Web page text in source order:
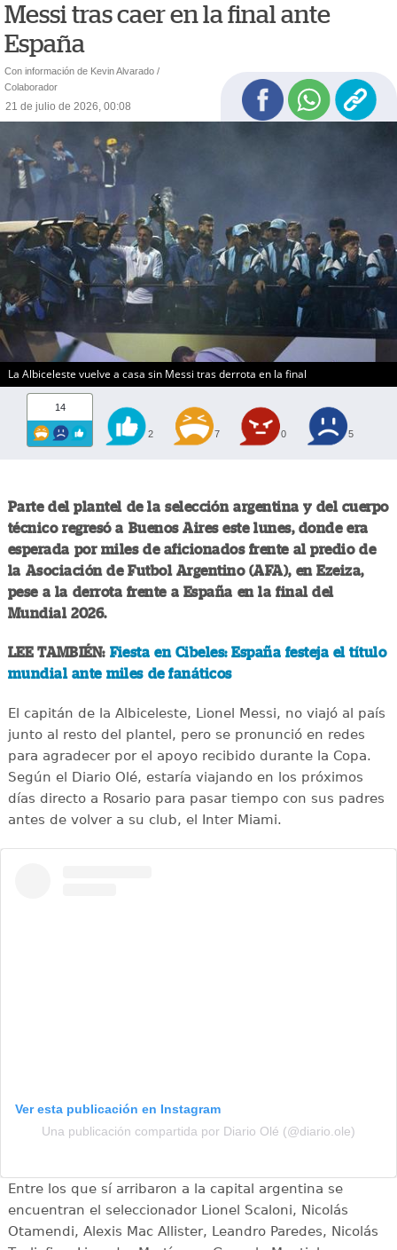
Messi tras caer en la final ante
España
Con información de Kevin Alvarado /
Colaborador
21 de julio de 2026, 00:08
La Albiceleste vuelve a casa sin Messi tras derrota en la final
14
2 7 0 5
Parte del plantel de la selección argentina y del cuerpo
técnico regresó a Buenos Aires este lunes, donde era
esperada por miles de aficionados frente al predio de
la Asociación de Futbol Argentino (AFA), en Ezeiza,
pese a la derrota frente a España en la final del
Mundial 2026.
LEE TAMBIÉN: Fiesta en Cibeles: España festeja el título
mundial ante miles de fanáticos
El capitán de la Albiceleste, Lionel Messi, no viajó al país
junto al resto del plantel, pero se pronunció en redes
para agradecer por el apoyo recibido durante la Copa.
Según el Diario Olé, estaría viajando en los próximos
días directo a Rosario para pasar tiempo con sus padres
antes de volver a su club, el Inter Miami.
Ver esta publicación en Instagram
Una publicación compartida por Diario Olé (@diario.ole)
Entre los que sí arribaron a la capital argentina se
encuentran el seleccionador Lionel Scaloni, Nicolás
Otamendi, Alexis Mac Allister, Leandro Paredes, Nicolás